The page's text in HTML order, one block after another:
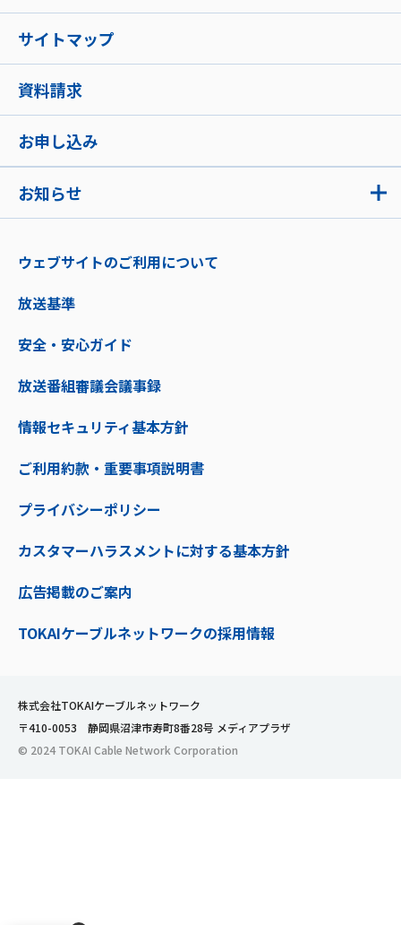
お知らせ
サイトマップ
資料請求
お申し込み
ウェブサイトのご利用について
放送基準
安全・安心ガイド
放送番組審議会議事録
情報セキュリティ基本方針
ご利用約款・重要事項説明書
プライバシーポリシー
カスタマーハラスメントに対する基本方針
広告掲載のご案内
TOKAIケーブルネットワークの採用情報
株式会社TOKAIケーブルネットワーク
〒410-0053 静岡県沼津市寿町8番28号 メディアプラザ
© 2024 TOKAI Cable Network Corporation